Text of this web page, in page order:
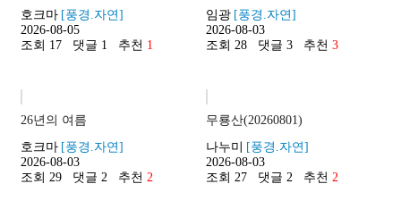
여행/문화
감성/자유
기타
호크마 [풍경.자연]
2026-08-05
조회 17
댓글 1 추천 1
임광 [풍경.자연]
2026-08-03
조회 28
댓글 3 추천3
26년의 여름
호크마 [풍경.자연]
2026-08-03
조회 29
댓글 2 추천2
무룡산(20260801)
나누미
[풍경.자연]
2026-08-03
조회 27
댓글 2 추천2